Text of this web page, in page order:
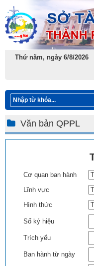
Thứ năm, ngày 6/8/2026
Văn bản QPPL
Cơ quan ban hành
Lĩnh vực
Hình thức
Số ký hiệu
Trích yếu
Ban hành từ ngày